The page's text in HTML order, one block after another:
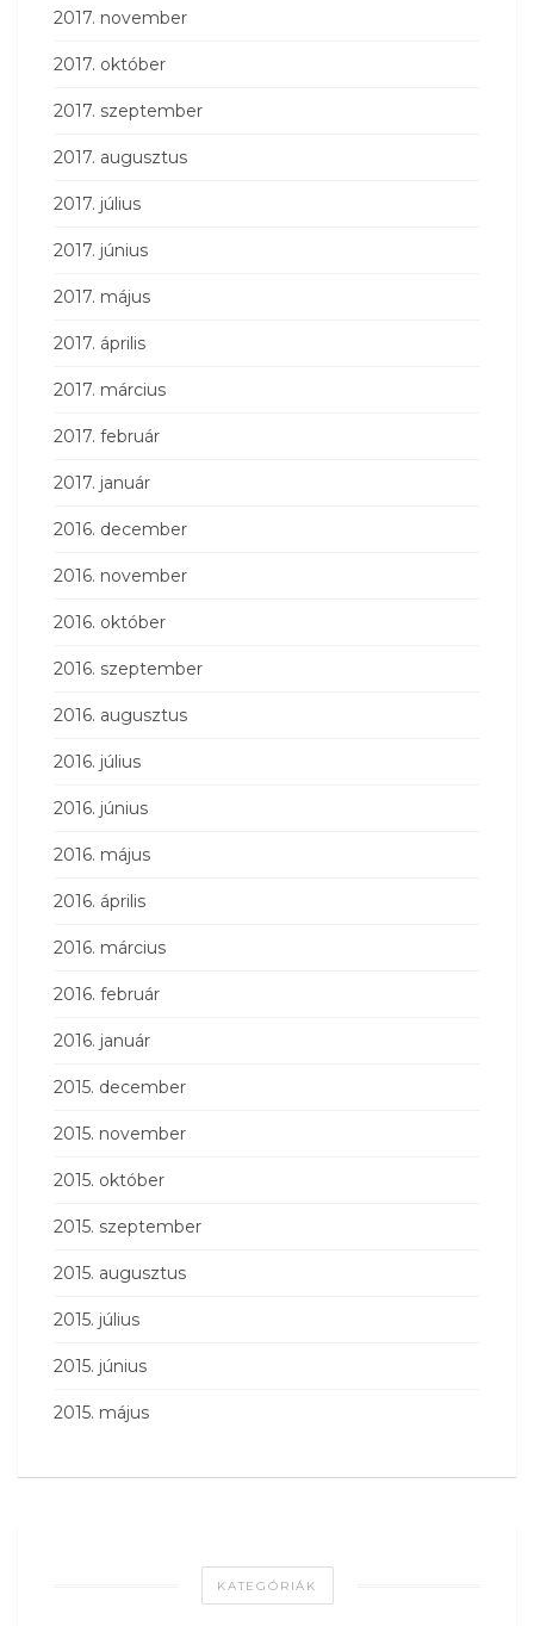
2017. november
2017. október
2017. szeptember
2017. augusztus
2017. július
2017. június
2017. május
2017. április
2017. március
2017. február
2017. január
2016. december
2016. november
2016. október
2016. szeptember
2016. augusztus
2016. július
2016. június
2016. május
2016. április
2016. március
2016. február
2016. január
2015. december
2015. november
2015. október
2015. szeptember
2015. augusztus
2015. július
2015. június
2015. május
KATEGÓRIÁK